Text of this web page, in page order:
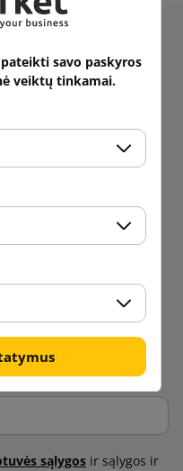
ir akcijas.
pirmajam
sąlygos ir sąlygos ir
savo paskyros
veiktų tinkamai.